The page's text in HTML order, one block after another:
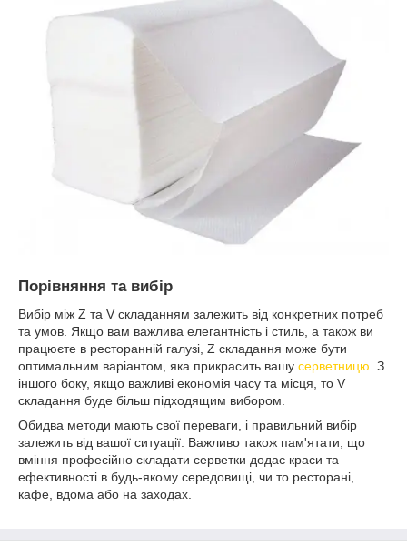
Порівняння та вибір
Вибір між Z та V складанням залежить від конкретних потреб
та умов. Якщо вам важлива елегантність і стиль, а також ви
працюєте в ресторанній галузі, Z складання може бути
оптимальним варіантом, яка прикрасить вашу серветницю . З
іншого боку, якщо важливі економія часу та місця, то V
складання буде більш підходящим вибором.
Обидва методи мають свої переваги, і правильний вибір
залежить від вашої ситуації. Важливо також пам'ятати, що
вміння професійно складати серветки додає краси та
ефективності в будь-якому середовищі, чи то ресторані,
кафе, вдома або на заходах.